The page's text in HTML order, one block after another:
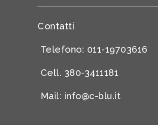
Contatti
Telefono: 011-19703616
Cell. 380-3411181
Mail: info@c-blu.it